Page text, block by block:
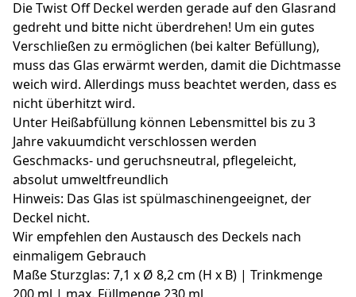
Die Twist Off Deckel werden gerade auf den Glasrand
gedreht und bitte nicht überdrehen! Um ein gutes
Verschließen zu ermöglichen (bei kalter Befüllung),
muss das Glas erwärmt werden, damit die Dichtmasse
weich wird. Allerdings muss beachtet werden, dass es
nicht überhitzt wird.
Unter Heißabfüllung können Lebensmittel bis zu 3
Jahre vakuumdicht verschlossen werden
Geschmacks- und geruchsneutral, pflegeleicht,
absolut umweltfreundlich
Hinweis: Das Glas ist spülmaschinengeeignet, der
Deckel nicht.
Wir empfehlen den Austausch des Deckels nach
einmaligem Gebrauch
Maße Sturzglas: 7,1 x Ø 8,2 cm (H x B) | Trinkmenge